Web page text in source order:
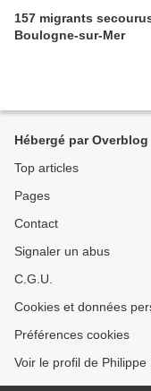
157 migrants
Boulogne-sur-Mer
Hébergé par Overblog
Top articles
Pages
Contact
Signaler un abus
C.G.U.
Cookies et données
Préférences cookies
Voir le profil de